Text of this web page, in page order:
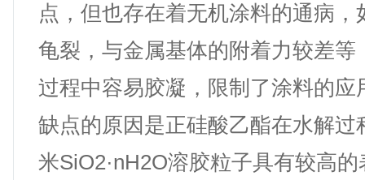
点，但也存在着无机涂料的通病，
龟裂，与金属基体的附着力较差等
过程中容易胶凝，限制了涂料的应
缺点的原因是正硅酸乙酯在水解过
米SiO2·nH2O溶胶粒子具有较高